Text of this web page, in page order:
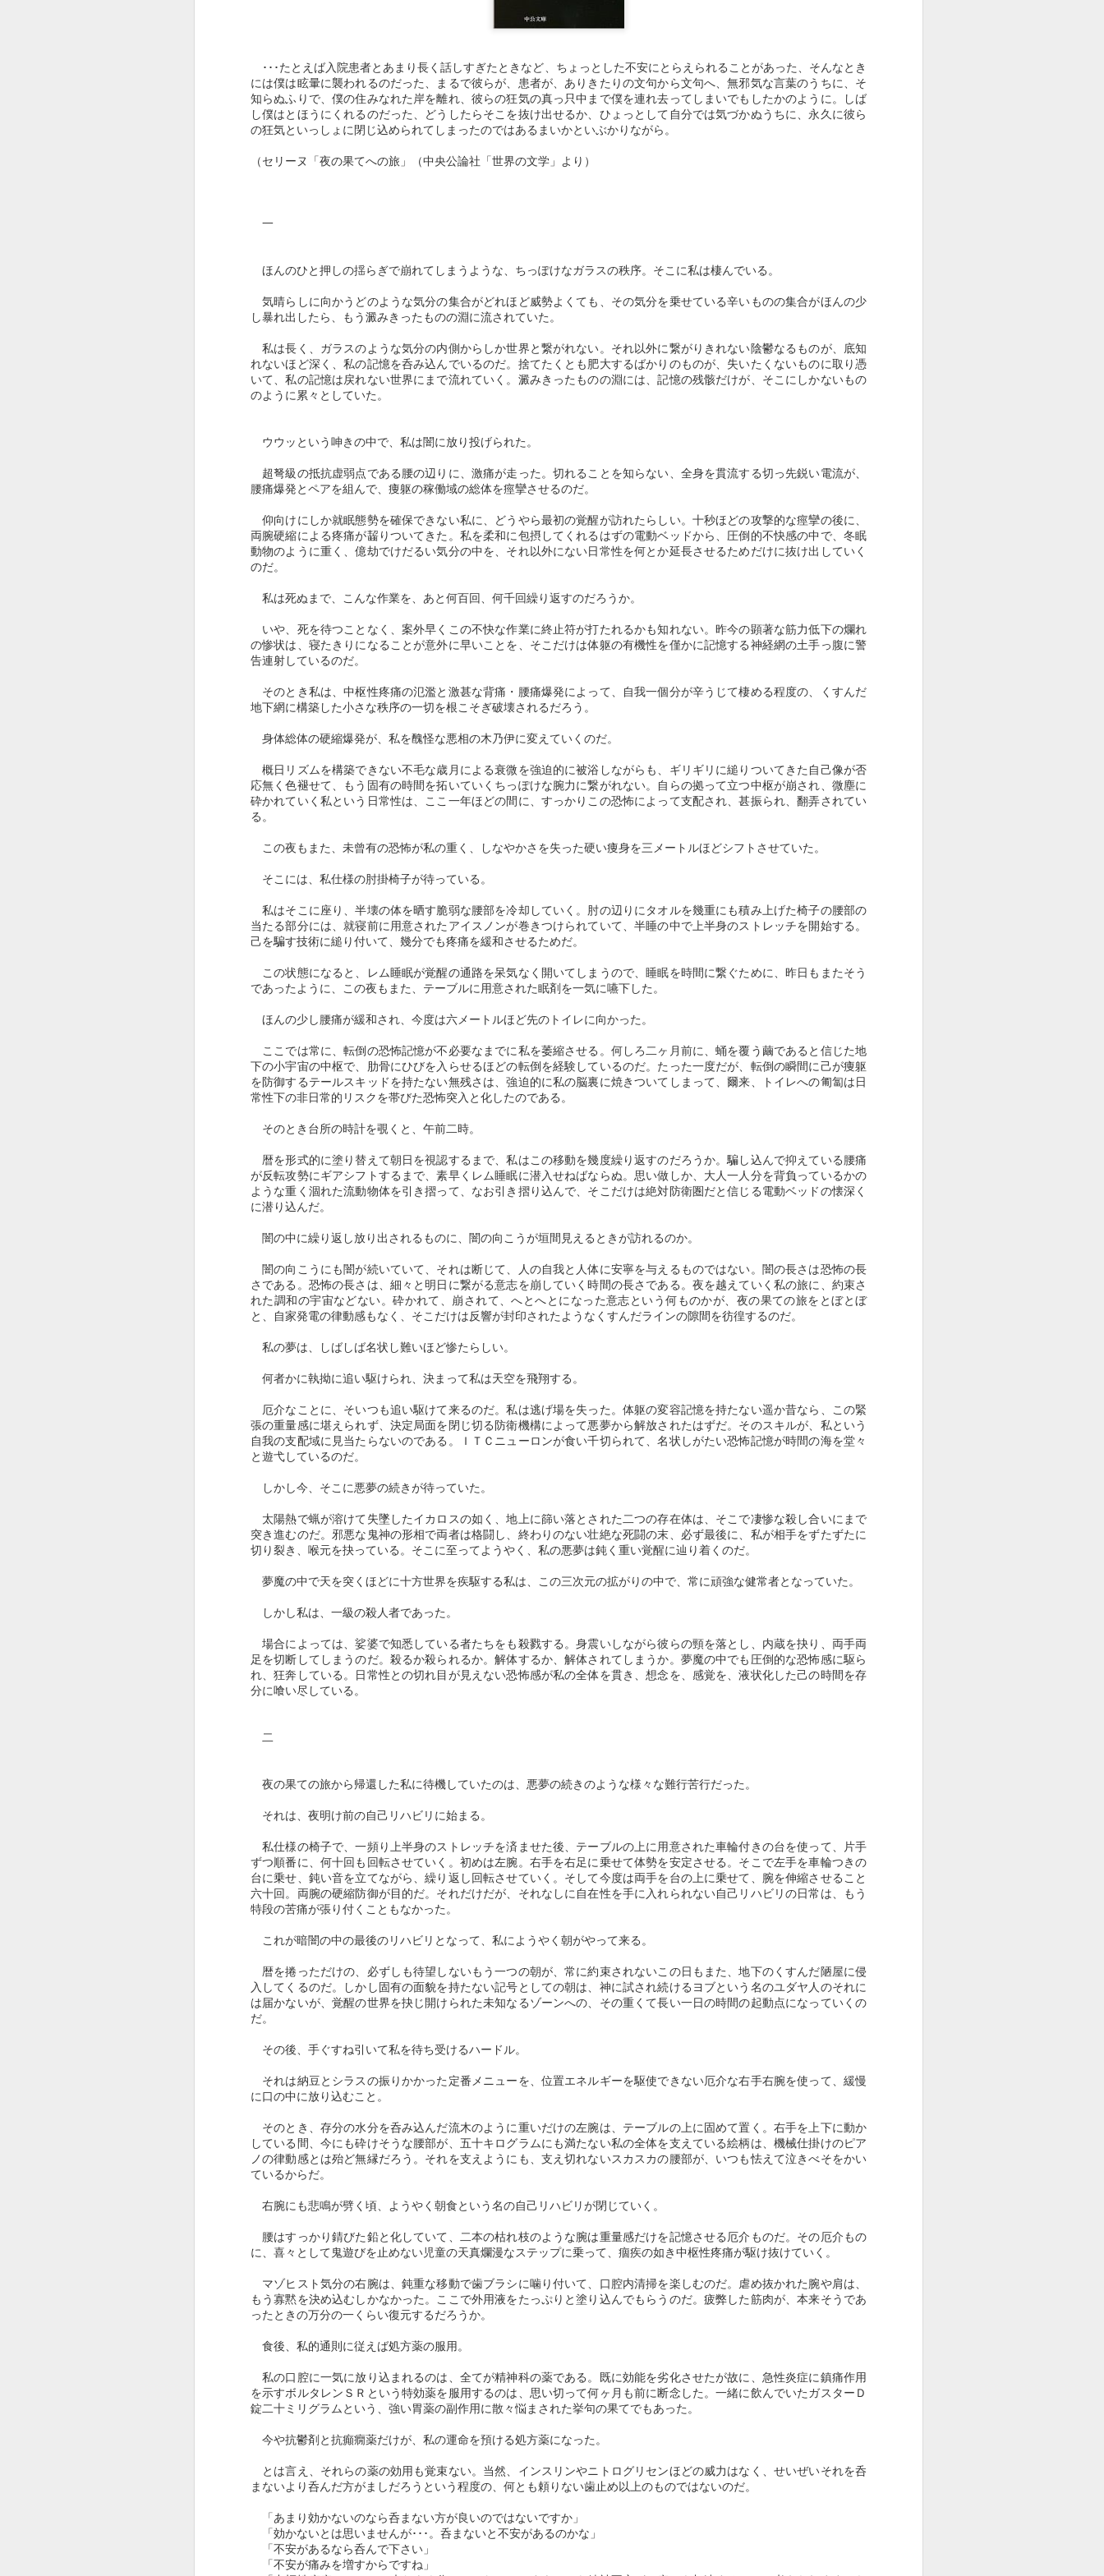
･･･たとえば入院患者とあまり長く話しすぎたときなど、ちょっとした不安にとらえられることがあった、そんなとき
には僕は眩暈に襲われるのだった、まるで彼らが、患者が、ありきたりの文句から文句へ、無邪気な言葉のうちに、そ
知らぬふりで、僕の住みなれた岸を離れ、彼らの狂気の真っ只中まで僕を連れ去ってしまいでもしたかのように。しば
し僕はとほうにくれるのだった、どうしたらそこを抜け出せるか、ひょっとして自分では気づかぬうちに、永久に彼ら
の狂気といっしょに閉じ込められてしまったのではあるまいかといぶかりながら。
（セリーヌ「夜の果てへの旅」（中央公論社「世界の文学」より）
一
ほんのひと押しの揺らぎで崩れてしまうような、ちっぽけなガラスの秩序。そこに私は棲んでいる。
気晴らしに向かうどのような気分の集合がどれほど威勢よくても、その気分を乗せている辛いものの集合がほんの少
し暴れ出したら、もう澱みきったものの淵に流されていた。
私は長く、ガラスのような気分の内側からしか世界と繋がれない。それ以外に繋がりきれない陰鬱なるものが、底知
れないほど深く、私の記憶を呑み込んでいるのだ。捨てたくとも肥大するばかりのものが、失いたくないものに取り憑
いて、私の記憶は戻れない世界にまで流れていく。澱みきったものの淵には、記憶の残骸だけが、そこにしかないもの
のように累々としていた。
ウウッという呻きの中で、私は闇に放り投げられた。
超弩級の抵抗虚弱点である腰の辺りに、激痛が走った。切れることを知らない、全身を貫流する切っ先鋭い電流が、
腰痛爆発とペアを組んで、痩躯の稼働域の総体を痙攣させるのだ。
仰向けにしか就眠態勢を確保できない私に、どうやら最初の覚醒が訪れたらしい。十秒ほどの攻撃的な痙攣の後に、
両腕硬縮による疼痛が齧りついてきた。私を柔和に包摂してくれるはずの電動ベッドから、圧倒的不快感の中で、冬眠
動物のように重く、億劫でけだるい気分の中を、それ以外にない日常性を何とか延長させるためだけに抜け出していく
のだ。
私は死ぬまで、こんな作業を、あと何百回、何千回繰り返すのだろうか。
いや、死を待つことなく、案外早くこの不快な作業に終止符が打たれるかも知れない。昨今の顕著な筋力低下の爛れ
の惨状は、寝たきりになることが意外に早いことを、そこだけは体躯の有機性を僅かに記憶する神経網の土手っ腹に警
告連射しているのだ。
そのとき私は、中枢性疼痛の氾濫と激甚な背痛・腰痛爆発によって、自我一個分が辛うじて棲める程度の、くすんだ
地下網に構築した小さな秩序の一切を根こそぎ破壊されるだろう。
身体総体の硬縮爆発が、私を醜怪な悪相の木乃伊に変えていくのだ。
概日リズムを構築できない不毛な歳月による衰微を強迫的に被浴しながらも、ギリギリに縋りついてきた自己像が否
応無く色褪せて、もう固有の時間を拓いていくちっぽけな腕力に繋がれない。自らの拠って立つ中枢が崩され、微塵に
砕かれていく私という日常性は、ここ一年ほどの間に、すっかりこの恐怖によって支配され、甚振られ、翻弄されてい
る。
この夜もまた、未曾有の恐怖が私の重く、しなやかさを失った硬い痩身を三メートルほどシフトさせていた。
そこには、私仕様の肘掛椅子が待っている。
私はそこに座り、半壊の体を晒す脆弱な腰部を冷却していく。肘の辺りにタオルを幾重にも積み上げた椅子の腰部の
当たる部分には、就寝前に用意されたアイスノンが巻きつけられていて、半睡の中で上半身のストレッチを開始する。
己を騙す技術に縋り付いて、幾分でも疼痛を緩和させるためだ。
この状態になると、レム睡眠が覚醒の通路を呆気なく開いてしまうので、睡眠を時間に繋ぐために、昨日もまたそう
であったように、この夜もまた、テーブルに用意された眠剤を一気に嚥下した。
ほんの少し腰痛が緩和され、今度は六メートルほど先のトイレに向かった。
ここでは常に、転倒の恐怖記憶が不必要なまでに私を萎縮させる。何しろ二ヶ月前に、蛹を覆う繭であると信じた地
下の小宇宙の中枢で、肋骨にひびを入らせるほどの転倒を経験しているのだ。たった一度だが、転倒の瞬間に己が痩躯
を防御するテールスキッドを持たない無残さは、強迫的に私の脳裏に焼きついてしまって、爾来、トイレへの匍匐は日
常性下の非日常的リスクを帯びた恐怖突入と化したのである。
そのとき台所の時計を覗くと、午前二時。
暦を形式的に塗り替えて朝日を視認するまで、私はこの移動を幾度繰り返すのだろうか。騙し込んで抑えている腰痛
が反転攻勢にギアシフトするまで、素早くレム睡眠に潜入せねばならぬ。思い做しか、大人一人分を背負っているかの
ような重く涸れた流動物体を引き摺って、なお引き摺り込んで、そこだけは絶対防衛圏だと信じる電動ベッドの懐深く
に潜り込んだ。
闇の中に繰り返し放り出されるものに、闇の向こうが垣間見えるときが訪れるのか。
闇の向こうにも闇が続いていて、それは断じて、人の自我と人体に安寧を与えるものではない。闇の長さは恐怖の長
さである。恐怖の長さは、細々と明日に繋がる意志を崩していく時間の長さである。夜を越えていく私の旅に、約束さ
れた調和の宇宙などない。砕かれて、崩されて、へとへとになった意志という何ものかが、夜の果ての旅をとぼとぼ
と、自家発電の律動感もなく、そこだけは反響が封印されたようなくすんだラインの隙間を彷徨するのだ。
私の夢は、しばしば名状し難いほど惨たらしい。
何者かに執拗に追い駆けられ、決まって私は天空を飛翔する。
厄介なことに、そいつも追い駆けて来るのだ。私は逃げ場を失った。体躯の変容記憶を持たない遥か昔なら、この緊
張の重量感に堪えられず、決定局面を閉じ切る防衛機構によって悪夢から解放されたはずだ。そのスキルが、私という
自我の支配域に見当たらないのである。ＩＴＣニューロンが食い千切られて、名状しがたい恐怖記憶が時間の海を堂々
と遊弋しているのだ。
しかし今、そこに悪夢の続きが待っていた。
太陽熱で蝋が溶けて失墜したイカロスの如く、地上に篩い落とされた二つの存在体は、そこで凄惨な殺し合いにまで
突き進むのだ。邪悪な鬼神の形相で両者は格闘し、終わりのない壮絶な死闘の末、必ず最後に、私が相手をずたずたに
切り裂き、喉元を抉っている。そこに至ってようやく、私の悪夢は鈍く重い覚醒に辿り着くのだ。
夢魔の中で天を突くほどに十方世界を疾駆する私は、この三次元の拡がりの中で、常に頑強な健常者となっていた。
しかし私は、一級の殺人者であった。
場合によっては、娑婆で知悉している者たちをも殺戮する。身震いしながら彼らの頸を落とし、内蔵を抉り、両手両
足を切断してしまうのだ。殺るか殺られるか。解体するか、解体されてしまうか。夢魔の中でも圧倒的な恐怖感に駆ら
れ、狂奔している。日常性との切れ目が見えない恐怖感が私の全体を貫き、想念を、感覚を、液状化した己の時間を存
分に喰い尽している。
二
夜の果ての旅から帰還した私に待機していたのは、悪夢の続きのような様々な難行苦行だった。
それは、夜明け前の自己リハビリに始まる。
私仕様の椅子で、一頻り上半身のストレッチを済ませた後、テーブルの上に用意された車輪付きの台を使って、片手
ずつ順番に、何十回も回転させていく。初めは左腕。右手を右足に乗せて体勢を安定させる。そこで左手を車輪つきの
台に乗せ、鈍い音を立てながら、繰り返し回転させていく。そして今度は両手を台の上に乗せて、腕を伸縮させること
六十回。両腕の硬縮防御が目的だ。それだけだが、それなしに自在性を手に入れられない自己リハビリの日常は、もう
特段の苦痛が張り付くこともなかった。
これが暗闇の中の最後のリハビリとなって、私にようやく朝がやって来る。
暦を捲っただけの、必ずしも待望しないもう一つの朝が、常に約束されないこの日もまた、地下のくすんだ陋屋に侵
入してくるのだ。しかし固有の面貌を持たない記号としての朝は、神に試され続けるヨブという名のユダヤ人のそれに
は届かないが、覚醒の世界を抉じ開けられた未知なるゾーンへの、その重くて長い一日の時間の起動点になっていくの
だ。
その後、手ぐすね引いて私を待ち受けるハードル。
それは納豆とシラスの振りかかった定番メニューを、位置エネルギーを駆使できない厄介な右手右腕を使って、緩慢
に口の中に放り込むこと。
そのとき、存分の水分を呑み込んだ流木のように重いだけの左腕は、テーブルの上に固めて置く。右手を上下に動か
している間、今にも砕けそうな腰部が、五十キログラムにも満たない私の全体を支えている絵柄は、機械仕掛けのピア
ノの律動感とは殆ど無縁だろう。それを支えようにも、支え切れないスカスカの腰部が、いつも怯えて泣きべそをかい
ているからだ。
右腕にも悲鳴が劈く頃、ようやく朝食という名の自己リハビリが閉じていく。
腰はすっかり錆びた鉛と化していて、二本の枯れ枝のような腕は重量感だけを記憶させる厄介ものだ。その厄介もの
に、喜々として鬼遊びを止めない児童の天真爛漫なステップに乗って、痼疾の如き中枢性疼痛が駆け抜けていく。
マゾヒスト気分の右腕は、鈍重な移動で歯ブラシに噛り付いて、口腔内清掃を楽しむのだ。虐め抜かれた腕や肩は、
もう寡黙を決め込むしかなかった。ここで外用液をたっぷりと塗り込んでもらうのだ。疲弊した筋肉が、本来そうであ
ったときの万分の一くらい復元するだろうか。
食後、私的通則に従えば処方薬の服用。
私の口腔に一気に放り込まれるのは、全てが精神科の薬である。既に効能を劣化させたが故に、急性炎症に鎮痛作用
を示すボルタレンＳＲという特効薬を服用するのは、思い切って何ヶ月も前に断念した。一緒に飲んでいたガスターＤ
錠二十ミリグラムという、強い胃薬の副作用に散々悩まされた挙句の果てでもあった。
今や抗鬱剤と抗癲癇薬だけが、私の運命を預ける処方薬になった。
とは言え、それらの薬の効用も覚束ない。当然、インスリンやニトログリセンほどの威力はなく、せいぜいそれを呑
まないより呑んだ方がましだろうという程度の、何とも頼りない歯止め以上のものではないのだ。
「あまり効かないのなら呑まない方が良いのではないですか」
「効かないとは思いませんが･･･。呑まないと不安があるのかな」
「不安があるなら呑んで下さい」
「不安が痛みを増すからですね」
争に遅れた分だけ資本の蓄積が脆弱になったことで、朝鮮・中国へ
めるには封建社会からの身分差別制度を利用してきたという歴史的
行程の総体で把握すること。
部落差別の深い闇。
畑を割り与えられているではないか。人間扱いされない穢多・非人
ということ。
支配の最低層に「身分外の身分」、即ち穢多（えた）・非人を据え
ることで、民衆相互に反目させるという差別構造を固定化する。
日本社会の歴史的過程で人為的に形成された身分差別によって、経
済的・社会的・文化的に劣悪な状態を強いられ、「同和地区」と呼
り、就職上での差
連作小説（３） 死の
谷の畔にて
私はかつて一度、自死の恐怖の前
自死へのエネルギーをほんの少し
残しながら、それを他の行為に転
嫁することができたことで、何と
なく救われた。その恐怖はその
後、私の脳裏にべったりと張り付
いて決して離れることはなかっ
状況に置かれることを避けるため
ルまで作って、自らに反復学習さ
化させるために粘着力を強化する
暴露療法の技巧は、恐怖突入以外
の有効な防衛戦略を認めない者の
人を自死に誘うような、あの心地
悪いくすんだ風は、一体どこから
四六時中、その厄介なテーマへの
回答を弄っていった挙句、何かぼ
んやりとした軟着点に逸早く潜入
し、分ったつもりになっても、脳
裏に粘着された恐怖記憶の破壊力
との共存は苦痛でもあった。
それは、私が十歳の時に淵源す
二度に亘る激しい癲癇発作に襲わ
ていく漏斗状の疾風に巻かれてい
た。私は身動きできず、ひたすら
魔風に呑み込まれることを恐れ
て、何かちっぽけな意志だけが内
12
もし私が死ななければ
ならないのなら あな
たは生きなければなら
ない ガザの詩人が遺
ガザの大学で英文学を教えていた
さん。
イスラエルの空爆下で遺したリフ
アトさんの詩が今、世界で注目さ
れている。
「われわれは物語によってふるさ
とを愛し、またふるさとによって
物語を愛する。文学はわれわれを
強固にパレスチナと結びつけてく
れるのです」
去年１０月に始まったガザ地区と
の戦闘。リフアトさんは空爆下で
た。
「何が起こっているか分からない
でしょう。これが現実なのです。
こんなのあんまりだ。我々はイス
の武器はペンだけです。もしイス
押し入るならば、私はそれをイス
ラエル兵に投げつけるでしょう。
それが私にできる最後のことであ
ったとしても、私たちは無力で
す。失うものもない」
この２か月後、リフアトさんは空
爆の犠牲になった。
―― 以下、２か月前、リフアト
さんが残した詩。
なら
あなたは生きなければならない
私の物 語を伝えるために
私の遺品を売り
私の布切れと少しの糸を買うため
ガザのどこ
20
―― 赤貧地獄の只中
を駆け走った「奇跡の
１４ヶ月」
にすてられて、やせ犬のゑじき
が高く、猛烈な読書家でもあっ
た。
がり、物事に対する集中力を鍛え
上げていく。
主体性を育てていくのである。
闊達（かったつ）で開放的なキャ
ラに昇華するのだ。
然るに、上流の子女が多く集う中
で判然とするように、士族であっ
たが故に、娘への教育に熱心だっ
た父・則義と異なり、女子には学
等教育を受けることがなかった。
泣く泣く学業を断念したとも言わ
れる。
にも拘らず、一葉の生活は困窮を
郷菊坂に旧伊勢屋質店と呼ばれる
質屋があった。
今は質屋を廃業しているが、うら
若き一葉が繰り返し通い続けた質
が、借金返済に追われる日々の只
中で、着物を質草にする質屋通い
のリピーターだった所以である。
樋口家唯一の働き手であった長男
3
年劣化」することがな
い ―― 「老い」と
は何か
「老化」が生物学的な概念である
のに対し、「老い」は人間的な概
この言葉は、聖路加国際病院名誉
誉教授）が提唱した考え方を紹介
した成句である。
「老化の中に人間の生命の意味を
老いは、その人の〈生きがい〉に
強く関わると説いたのだ。
を発足させた。
６５歳以上を高齢者とする従来の
定義を改め、一般には後期高齢者
即ち、体機能の低下と機能低下の
進行によって起こる老化現象の先
に待つ、〈死〉という生物学的な
のである。
JAN
23
「道徳的正しさ」という魔物
「夜明けまでバス停で」のブログを投稿する際、配偶者と共に、
「渋谷ホームレス殺人事件」のモデルとなったホームレスの大林
三佐子（みさこ）さんについて考え抜いた。
毎晩、マンションや店舗などが建ち並び、明かりが灯る現場のバス停に
やって来て、ベンチに座り、キャリーケースを横に置いて寝泊りしてい
に収まっても、誰も声をかける人がいなかったことが気になっていたか
らだ。
「女性がこんなところで寝ていると危ないので、声をかけたいと何度も
思っていました。でも、わざわざ声をかけることはできなかった。その
あたりに関してはみんなそうなんじゃないか」（同上）
１０メートルほど手前の近接スポットから、大林さんの写真を撮影した
男性の言葉である。
あの状況で誰も声をかけなかったが、私だったらどうしたか。
配偶者も二人で行けば実行したと答えている。
罪悪感て苦しむ事態に耐えられないからである。
というより、行動しなければ自分のち
NOV
24
魂の形状を打ち抜く変換不能なる究極の挽歌
―― 宮沢賢治とは何者だったのか
の人物の実体を簡単に言えば、人類初とも言える「普遍的な平等思想」
を説く法華経の理念で理論武装し、その思想を自ら実践しつつも、多く
の詩作や童話で表現した文学者であると言えるだろう。
宗教と芸術の融合である。
では、賢治の平等思想のルーツにあるのは何か。
地元農民の貧困に喘ぐ境遇の中で、裕福な家庭に育った自らの環境に対
して、生来のセンシティブな感性が贖罪意識を生み出し、自己犠牲の精
神を培っていったのではないか。
信は、自我の確立を希求する賢治のメンタリティの漂動の到達点だっ
然るに、国粋主義の傾向が強い「国柱会」の理念体系に、賢治の自我が
丸ごと吸収されていったとも思えない。
えるからである。
「銀河鉄道の父」という映画の中でも、エマーソン、ベルクソン、ツル
ゲーネフ、トルストイらの影響を父・政次郎に吐露したように、狭隘な
国粋主義とは一
MAY
25
驚異的な想像力を駆使し切った女性作家の変えよう
がない生きざま ―― その名はエミリー・ブロン
テ
「月と六ペンス」で有名な英国の作家サマセット・モームが自らの文学
観に依拠し、選んだ「世界の十大小説」の中にあって、その愛憎の激し
さと作風の力強さにおいて異彩を放つ「嵐が丘」。
他の姉兄妹同様に夭折した作家、エミリー・ブロンテの唯一のこの長編
文学は比類なき傑作として、英文学史上に不滅の名を刻んでいる。
世間から隔絶され、３０年の生涯の大半を荒野の最端に立つ牧師館で過
牧師館ブロンテ家に第五子、四女（三女がシャーロット）として生まれ
たエミリーは、妹のアンが生まれた１８２０年に近隣の田舎村ハワース
に移住してまもなく、不幸に見舞われる。
母マリアの病没である。
これがブロンテ家の負の連鎖の初発点になっていく。
父の意志により、４姉妹は西北部ランカシャーの寄宿学校に入ったもの
の衛生状態が極めて悪く、１年も経ずに長女と次女を肺結核で喪うに至
った。
JAN 人生を無駄にしない男・伊能忠敬の軌跡
自らが率いる測量隊を随行し、頬は痩（こ）け、歯は抜け落ち、老いた
体で風の日も、雪の日も、日本全国をひたすら歩き続け、１７年にも亘
子たちの壮絶な努力によって完成させた、我が日本列島の地図の名称で
歩いた道のり、およそ４万Ｋｍ。
奇（く）しくも、地球一周と同じ距離だった。
図法は、面積関係が正しく表されているだけでなく、全ての緯線上と中
央経線上では、長さも正しく表されている「サンソン図法」。
図は極めて精度が高く、ヨーロッパにおいて高く評価され、明治以降、
軍事・教育・行政用の基本図の一翼を担ったことは遍（あまね）く知ら
れている。
シーボルトが高橋景保を介して得た、この測量図によって外国製の地図
JAN
5
虚栄の心理学
虚栄心とは、常に自己を等身大以上のものに見せようという感情
ではない。自己を等身大以上のものに見せようとするほどに、自
とも言える。スキルの開拓は、自我の内側に今まで把握されることもな
かった序列の感覚を意識させることにもなる。この主観的な序列の感覚
が、内側に優劣感情を紡ぎ出すのである。
自分より高いレベルにあると勝手に認知された者への劣等意識が、自分
より低いレベルにあると勝手に認知された者への優越感情をほどほどに
中和し、自分なりに相対化している限りでは、その平穏なるラインを喰
い千切って、空気を破壊するような虚栄心の暴走は見られない。
ところが、スキルの意志的向上は、大抵、そのプロセスで「道」の序列
者たちと観念的に出会ってしまうから、自らの序列性を測ることで、自
る。この主観的把握がスキルの前
JUN
14
自閉症は脳の先天的な発達障害である
「自閉スペクトラム症」の息子を持つ母の情愛を描いた映画「梅
切らぬバカ」より
【以下、人生論的映画評論・続「レインマン」からの批評を、引用・補
筆・再編集した拙稿です】
自閉症は、高機能自閉症、アスペルガー症候群と共に、「自閉スペクト
は「集合体」という意味）
【２０１３年の「ＤＳＭ－５」（精神障害の診断・統計マニュアル第５
普遍的ではないが、精神遅滞の頻度は相当程度高い。
まず、この把握が前提になる。
然るに、相当に幅広い個人差を有している現実も無視できない。
何より不幸なのは、脳の発達異常であることによって、根本的治癒が不
可能であるという冷厳な現実を無視したら、今もなお数多いる、「自閉
つまでも解放されず、近年、話題になることが多い「アスペルガー症候
誤）を犯すことになる。
ず、例えば
DEC 依存症は脳機能の障害である
ックス・モデル」という依存症の治療プログラムがある。
ストレス軽減のために対象者の認知に働きかけ、思考をリラックスさせ
る心理療法として有名な「認知行動療法」による治療プログラムであ
「ＳＭＡＲＰＰ（スマープ ）プログラム」（マトリックス研究所のマ
トリックス・モデルという治療プログラムを参考）
現在、依存症治療に対して最も効果がある療法と言われ、日本でも、薬
物依存症者（覚醒剤乱用者が中心）への治療プログラムが実施されてい
る。
但し、刑務所での「薬物依存離脱指導プログラム」を実施し、刑期を終
えても、「ダルク」（唯一の薬物依存症回復支援施設）のような民間の
受け皿（注）しかないので、再犯の確率の高さを抑えられない現状があ
るのも事実。
（注）家族会の連合組織、ギャンブラーズ・アノニマスのような依存症
についての相談窓口）等々、複数の受け皿があっても、施設として機能
していないのが現実である。
わ
AUG
27
イエスになろうとした男 ―― ファン・ゴッホと
「渦巻く青い背景の中の自画像」／「サン・レミ時代」（１８８９年）
１ ファン・ゴッホとは何ものだったのか
いつも空回りしてしまうのだ。
脆弱な故に、あまりにピュアで、その狂気に満ちた演技が凄かったカー
ク・ダグラス主演の「炎の人ゴッホ」の影響もあり、２０代の頃、「浮
世絵革命」（錦絵）・「印象派革命」に惹かれていた私のゴッホ贔屓
は、そのキャラの負の側面（注）をも許容し、「悲劇の天才画家」とい
う通俗的なイメージで美化していたように思われる。
ゴッホの愛した日本の浮世絵アートコレクション
洞察力の欠如に恥じ入るばかりだが、思春期・青年期にありがちな、
「防衛機制」（自我防衛戦略）としての「自己投影」なのだろう。
因みに、この時期に見た絵画の中で、今でも心に灼き付いて離れないの
は、ゴッホの作品では、何と言っても「星月夜」。
「ドイツ表現主義」への影響を窺わせる大傑作で、サン=レミの療養院
MAR
2
立ち塞がる障壁を乗り越えていく勇気
近年、観た映画の中で忘れられない作品がある。
「心と体と」 ―― この邦題で知られるハンガリー映画である。
知的障害・言語障害が多く見られながら、「天才」という風に誤解され
やすいが、ここでは「アスペルガー症候群」という自閉症スペクトラム
ながら、人の心が読めずに煩悶し、自死の際（きわ）にまで追い詰めら
れていく女性の物語である。
寓話を武器にして、映画が提示したのは、「心」と「体」が不自由な男
JAN